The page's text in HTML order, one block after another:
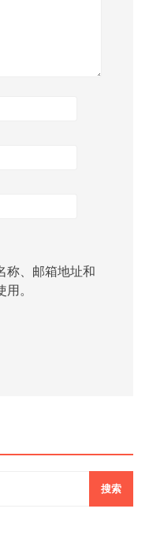
称、邮箱地址和
。